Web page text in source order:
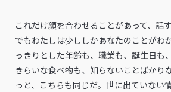
これだけ顔を合わせることがあって、話
でもわたしは少ししかあなたのことがわ
っきりとした年齢も、職業も、誕生日も
きらいな食べ物も、知らないことばかり
っと、こちらも同じだ。世に出ていない